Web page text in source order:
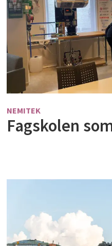
NEMITEK
Fagskolen